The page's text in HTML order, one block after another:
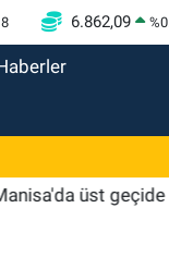
6.862,09 %
üst geçide